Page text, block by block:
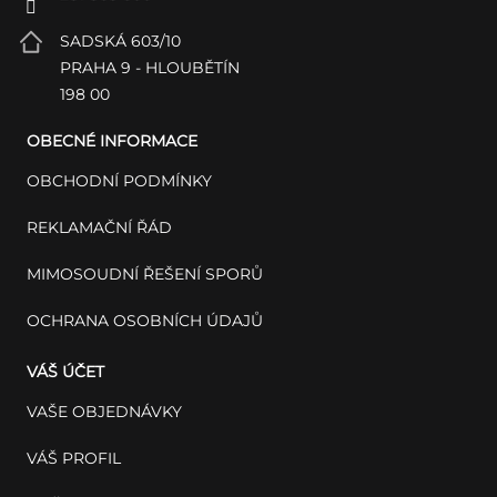
SADSKÁ 603/10
PRAHA 9 - HLOUBĚTÍN
198 00
OBECNÉ INFORMACE
OBCHODNÍ PODMÍNKY
REKLAMAČNÍ ŘÁD
MIMOSOUDNÍ ŘEŠENÍ SPORŮ
OCHRANA OSOBNÍCH ÚDAJŮ
VÁŠ ÚČET
VAŠE OBJEDNÁVKY
VÁŠ PROFIL